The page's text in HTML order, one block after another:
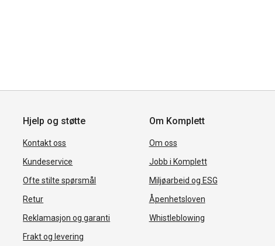
Hjelp og støtte
Kontakt oss
Kundeservice
Ofte stilte spørsmål
Retur
Reklamasjon og garanti
Frakt og levering
Om Komplett
Om oss
Jobb i Komplett
Miljøarbeid og ESG
Åpenhetsloven
Whistleblowing